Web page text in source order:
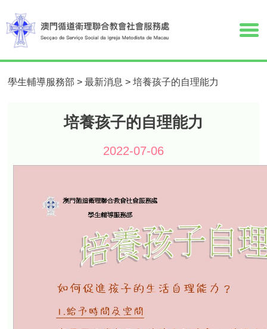
學生輔導服務部 > 最新消息 > 培養孩子的自理能力
培養孩子的自理能力
2022-07-06